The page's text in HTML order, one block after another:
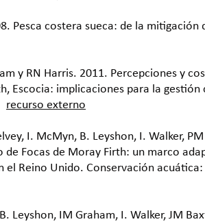
Pesca costera sueca: de la
y RN Harris. 2011. Percepciones y
Escocia: implicaciones para la
recurso externo
I. McMyn, B. Leyshon, I. Walker,
de Focas de Moray Firth: un marco
el Reino Unido. Conservación
Leyshon, IM Graham, I. Walker, JM